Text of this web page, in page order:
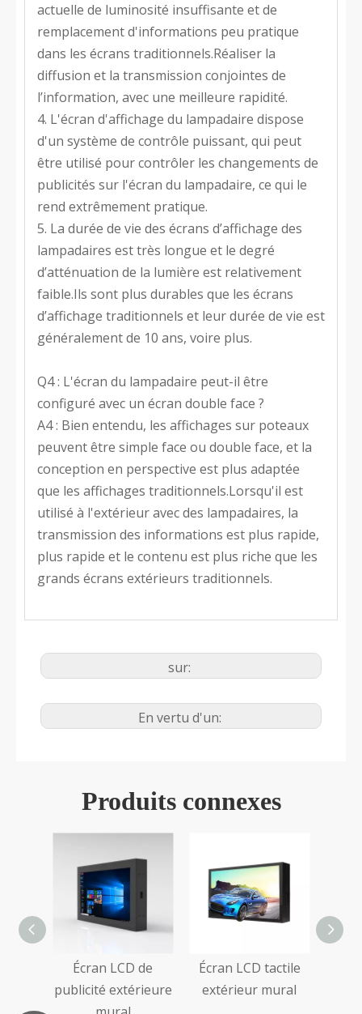
actuelle de luminosité insuffisante et de
remplacement d'informations peu pratique
dans les écrans traditionnels.Réaliser la
diffusion et la transmission conjointes de
l’information, avec une meilleure rapidité.
4. L'écran d'affichage du lampadaire dispose
d'un système de contrôle puissant, qui peut
être utilisé pour contrôler les changements de
publicités sur l'écran du lampadaire, ce qui le
rend extrêmement pratique.
5. La durée de vie des écrans d’affichage des
lampadaires est très longue et le degré
d’atténuation de la lumière est relativement
faible.Ils sont plus durables que les écrans
d’affichage traditionnels et leur durée de vie est
généralement de 10 ans, voire plus.
Q4 : L'écran du lampadaire peut-il être
configuré avec un écran double face ?
A4 : Bien entendu, les affichages sur poteaux
peuvent être simple face ou double face, et la
conception en perspective est plus adaptée
que les affichages traditionnels.Lorsqu'il est
utilisé à l'extérieur avec des lampadaires, la
transmission des informations est plus rapide,
plus rapide et le contenu est plus riche que les
grands écrans extérieurs traditionnels.
sur:
En vertu d'un:
Produits connexes
Écran LCD de
publicité extérieure
Écran LCD tactile
extérieur mural